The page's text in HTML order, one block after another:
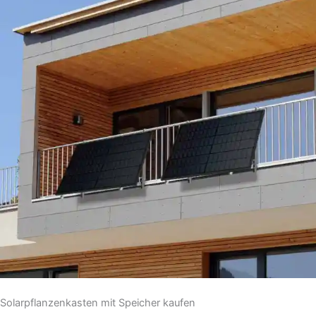
Solarpflanzenkasten mit Speicher kaufen